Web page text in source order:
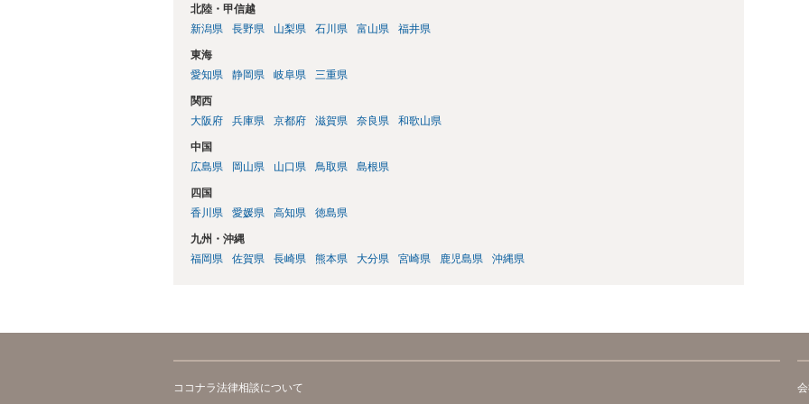
北陸・甲信越
新潟県
長野県 山梨県 石川県 富山県 福井県
東海
愛知県
静岡県 岐阜県 三重県
関西
大阪府
兵庫県 京都府 滋賀県 奈良県 和歌山県
中国
広島県
岡山県 山口県 鳥取県 島根県
四国
香川県
愛媛県 高知県 徳島県
九州・沖縄
福岡県
佐賀県 長崎県 熊本県 大分県 宮崎県 鹿児島県 沖縄県
ココナラ法律相談について